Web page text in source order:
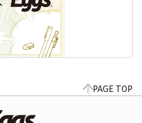
PAGE TOP